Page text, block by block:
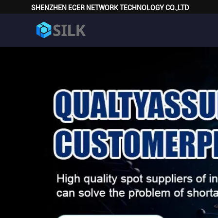
SHENZHEN ECER NETWORK TECHNOLOGY CO.,LTD